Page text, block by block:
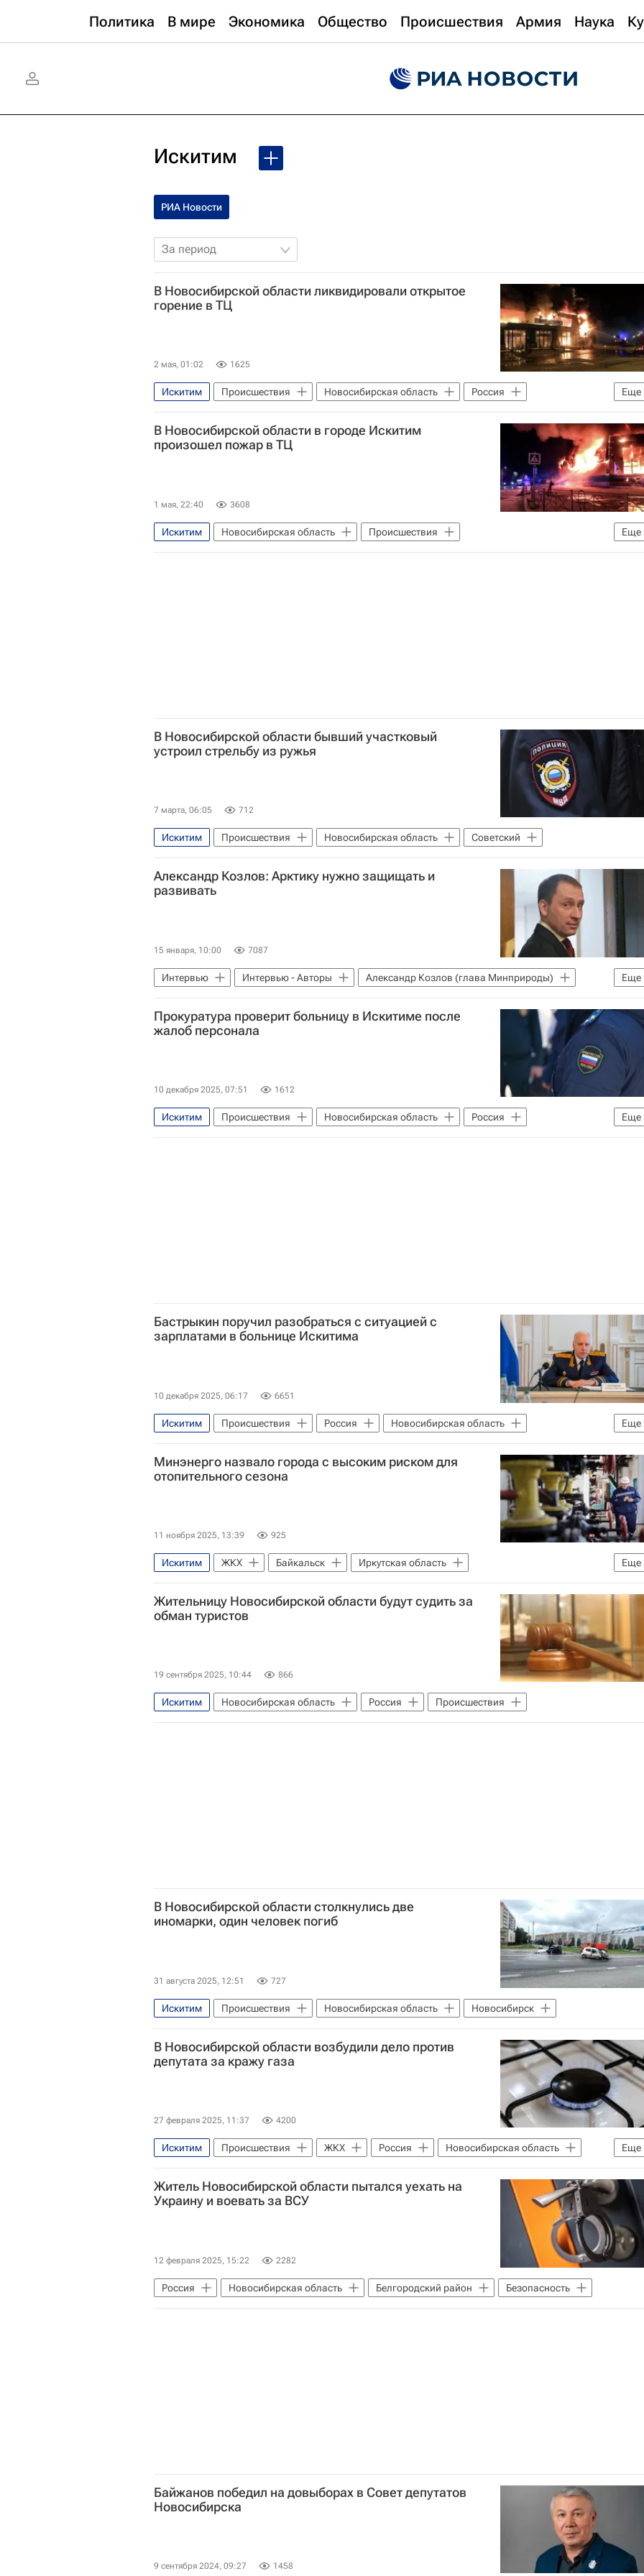
Политика В мире Экономика Общество Происшествия Армия Наука
Искитим
РИА Новости
За период
В Новосибирской области ликвидировали открытое
горение в ТЦ
2 мая, 01:02 1625
Еще
Искитим Происшествия Новосибирская область
Россия
МЧС России (Министерство РФ по делам гражданской обороны, чрезвычайным ситуациям и ликвидации последствий стихийных бедствий)
В Новосибирской области в городе Искитим
произошел пожар в ТЦ
1 мая, 22:40 3608
Еще
Искитим Новосибирская область
Происшествия
МЧС России (Министерство РФ по делам гражданской обороны, чрезвычайным ситуациям и ликвидации последствий стихийных бедствий)
В Новосибирской области бывший участковый
устроил стрельбу из ружья
7 марта, 06:05 712
Искитим Происшествия Новосибирская область Советский
Александр Козлов: Арктику нужно защищать и
развивать
15 января, 10:00 7087
Еще
Интервью Интервью - Авторы
Александр Козлов (глава Минприроды)
Россия
Министерство природных ресурсов и экологии РФ (Минприроды России)
Прокуратура проверит больницу в Искитиме после
жалоб персонала
10 декабря 2025, 07:51 1612
Еще
Искитим Происшествия Новосибирская область
Россия
Александр Бастрыкин
Следственный комитет России (СК РФ)
Бастрыкин поручил разобраться с ситуацией с
зарплатами в больнице Искитима
10 декабря 2025, 06:17 6651
Еще
Искитим Происшествия Россия
Новосибирская область
Александр Бастрыкин
Следственный комитет России (СК РФ)
Минэнерго назвало города с высоким риском для
отопительного сезона
11 ноября 2025, 13:39 925
Еще
Искитим ЖКХ Байкальск
Иркутская область
Министерство энергетики РФ (Минэнерго России)
Совет Федерации РФ
Жительницу Новосибирской области будут судить за
обман туристов
19 сентября 2025, 10:44 866
Искитим Новосибирская область Россия Происшествия
В Новосибирской области столкнулись две
иномарки, один человек погиб
31 августа 2025, 12:51 727
Искитим Происшествия Новосибирская область Новосибирск
В Новосибирской области возбудили дело против
депутата за кражу газа
27 февраля 2025, 11:37 4200
Еще
Искитим Происшествия ЖКХ Россия
Новосибирская область
Газпром
Житель Новосибирской области пытался уехать на
Украину и воевать за ВСУ
12 февраля 2025, 15:22 2282
Россия Новосибирская область Белгородский район Безопасность
Байжанов победил на довыборах в Совет депутатов
Новосибирска
9 сентября 2024, 09:27 1458